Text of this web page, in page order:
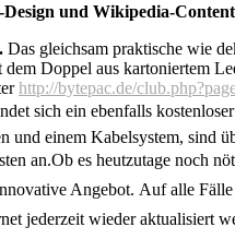
Design und Wikipedia-
Das gleichsam praktische wie
Doppel aus kartoniertem
http://bytepac.de/
sich ein ebenfalls
und einem Kabelsystem, sind
an.Ob es heutzutage noch
Angebot. Auf alle
jederzeit wieder aktualisiert